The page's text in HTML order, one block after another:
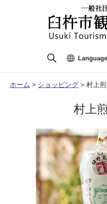
Language
ホーム > ショッピング > 村上
村上